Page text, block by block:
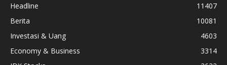
Headline
11407
Berita
10081
Investasi & Uang
4603
Economy & Business
3314